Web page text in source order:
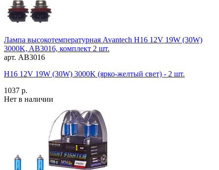
Лампа высокотемпературная Avantech H16 12V 19W (30W)
3000K, AB3016, комплект 2 шт.
арт. AB3016
H16 12V 19W (30W) 3000K (ярко-желтый свет) - 2 шт.
1037 р.
Нет в наличии